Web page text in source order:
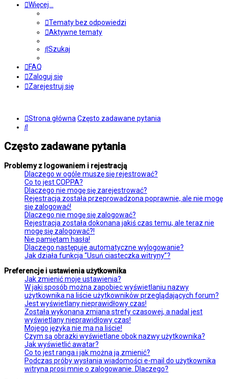
Więcej…
Tematy bez odpowiedzi
Aktywne tematy
Szukaj
FAQ
Zaloguj się
Zarejestruj się
Strona główna Często zadawane pytania
Szukaj
Często zadawane pytania
Problemy z logowaniem i rejestracją
Dlaczego w ogóle muszę się rejestrować?
Co to jest COPPA?
Dlaczego nie mogę się zarejestrować?
Rejestracja została przeprowadzona poprawnie, ale nie mogę
się zalogować!
Dlaczego nie mogę się zalogować?
Rejestracja została dokonana jakiś czas temu, ale teraz nie
mogę się zalogować?!
Nie pamiętam hasła!
Dlaczego następuje automatyczne wylogowanie?
Jak działa funkcja “Usuń ciasteczka witryny”?
Preferencje i ustawienia użytkownika
Jak zmienić moje ustawienia?
W jaki sposób można zapobiec wyświetlaniu nazwy
użytkownika na liście użytkowników przeglądających forum?
Jest wyświetlany nieprawidłowy czas!
Została wykonana zmiana strefy czasowej, a nadal jest
wyświetlany nieprawidłowy czas!
Mojego języka nie ma na liście!
Czym są obrazki wyświetlane obok nazwy użytkownika?
Jak wyświetlić awatar?
Co to jest ranga i jak można ją zmienić?
Podczas próby wysłania wiadomości e-mail do użytkownika
witryna prosi mnie o zalogowanie. Dlaczego?